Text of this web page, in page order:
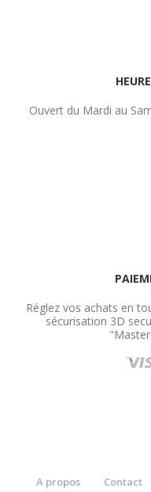
Ouvert du Mardi au
Réglez vos achats en
sécurisation 3D
A propos Contact